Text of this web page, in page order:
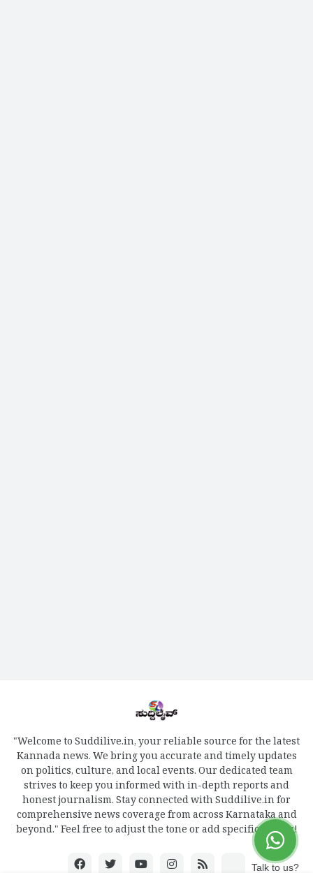
"Welcome to Suddilive.in, your reliable source for the latest
Kannada news. We bring you accurate and timely updates
on politics, culture, and local events. Our dedicated team
strives to keep you informed with in-depth reports and
honest journalism. Stay connected with Suddilive.in for
comprehensive news coverage from across Karnataka and
beyond." Feel free to adjust the tone or add specific details!
Talk to us?